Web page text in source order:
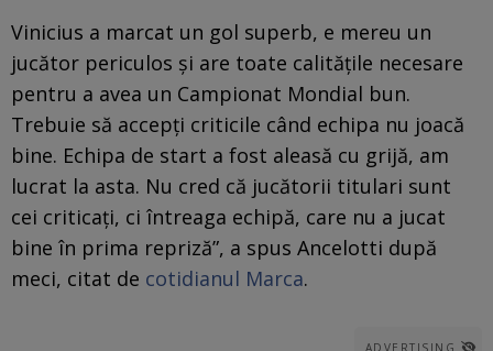
Vinicius a marcat un gol superb, e mereu un
jucător periculos şi are toate calităţile necesare
pentru a avea un Campionat Mondial bun.
Trebuie să accepţi criticile când echipa nu joacă
bine. Echipa de start a fost aleasă cu grijă, am
lucrat la asta. Nu cred că jucătorii titulari sunt
cei criticaţi, ci întreaga echipă, care nu a jucat
bine în prima repriză”, a spus Ancelotti după
meci, citat de cotidianul Marca.
ADVERTISING